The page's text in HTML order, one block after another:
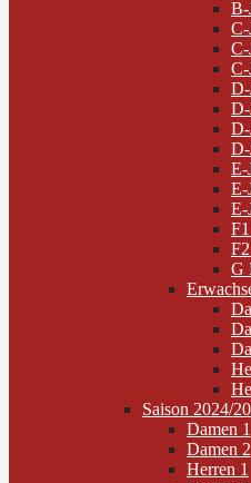
B-
C-
C-
C-
D-
D-
D-
E-
E-
E-
G
Saison 2024/
Damen 1
Damen 2
Herren 1